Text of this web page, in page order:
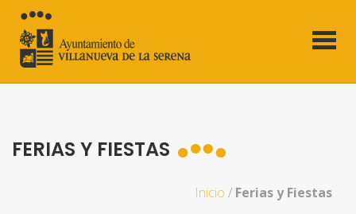
FERIAS Y FIESTAS
Inicio / Ferias y Fiestas